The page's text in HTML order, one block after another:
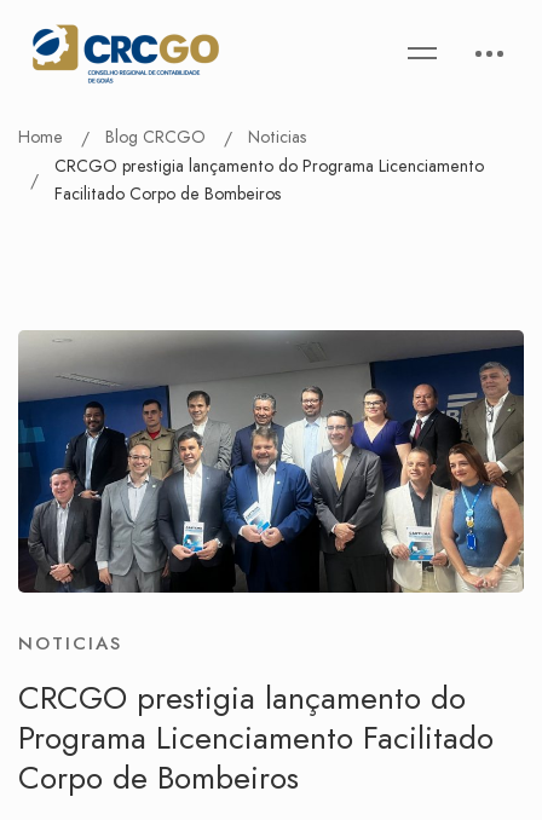
Home Blog CRCGO
Noticias
CRCGO prestigia lançamento do Programa Licenciamento
Facilitado Corpo de Bombeiros
NOTICIAS
CRCGO prestigia lançamento do
Programa Licenciamento Facilitado
Corpo de Bombeiros